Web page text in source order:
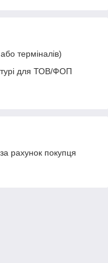
терміналів)
для ТОВ/ФОП
рахунок покупця